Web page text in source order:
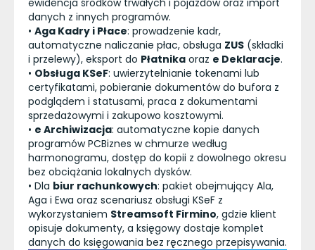
ewidencja środków trwałych i pojazdów oraz import
danych z innych programów.
• Aga Kadry i Płace: prowadzenie kadr,
automatyczne naliczanie płac, obsługa ZUS (składki
i przelewy), eksport do Płatnika oraz e Deklaracje.
• Obsługa KSeF: uwierzytelnianie tokenami lub
certyfikatami, pobieranie dokumentów do bufora z
podglądem i statusami, praca z dokumentami
sprzedażowymi i zakupowo kosztowymi.
• e Archiwizacja: automatyczne kopie danych
programów PCBiznes w chmurze według
harmonogramu, dostęp do kopii z dowolnego okresu
bez obciążania lokalnych dysków.
• Dla biur rachunkowych: pakiet obejmujący Ala,
Aga i Ewa oraz scenariusz obsługi KSeF z
wykorzystaniem Streamsoft Firmino, gdzie klient
opisuje dokumenty, a księgowy dostaje komplet
danych do księgowania bez ręcznego przepisywania.